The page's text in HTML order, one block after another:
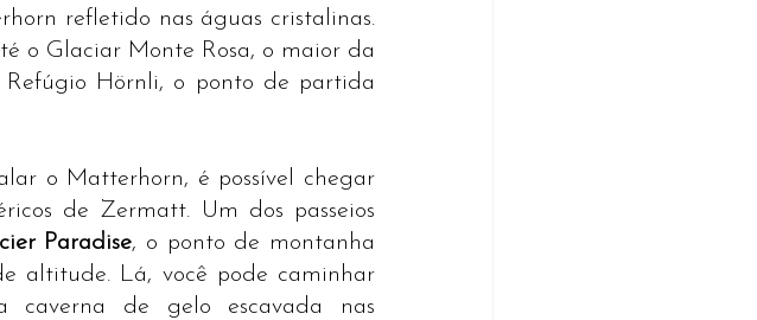
refletido nas águas cristalinas.
o Glaciar Monte Rosa, o maior da
Hörnli, o ponto de partida
o Matterhorn, é possível chegar
de Zermatt. Um dos passeios
Paradise, o ponto de montanha
altitude. Lá, você pode caminhar
de gelo escavada nas